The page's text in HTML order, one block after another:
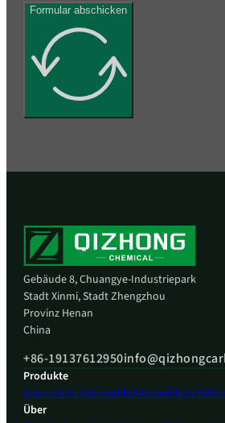
Formular abschicken
Gebäude 8, Chuangye-Industriepark
Stadt Xinmi, Stadt Zhengzhou
Provinz Henan
China
+86-19137612950
Produkte
Granulierte AktivkohleAktivkohle in
Über